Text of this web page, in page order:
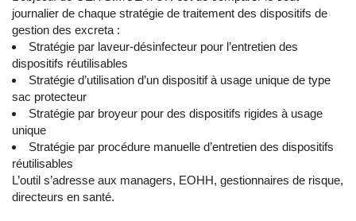
journalier de chaque stratégie de traitement des dispositifs de
gestion des excreta :
Stratégie par laveur-désinfecteur pour l’entretien des
dispositifs réutilisables
Stratégie d’utilisation d’un dispositif à usage unique de type
sac protecteur
Stratégie par broyeur pour des dispositifs rigides à usage
unique
Stratégie par procédure manuelle d’entretien des dispositifs
réutilisables
L’outil s’adresse aux managers, EOHH, gestionnaires de risque,
directeurs en santé.